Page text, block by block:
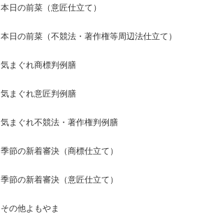
本日の前菜（意匠仕立て）
本日の前菜（不競法・著作権等周辺法仕立て）
気まぐれ商標判例膳
気まぐれ意匠判例膳
気まぐれ不競法・著作権判例膳
季節の新着審決（商標仕立て）
季節の新着審決（意匠仕立て）
その他よもやま